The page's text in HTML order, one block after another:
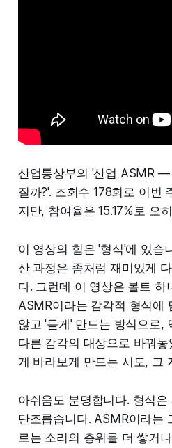
산업통상부의 '산업 ASMR —
질까?'. 조회수 178회로 이번
지만, 참여율은 15.17%로 오
이 영상의 힘은 '형식'에 있습
산 과정은 좀처럼 재미있게
다. 그런데 이 영상은 볼트 하
ASMR이라는 감각적 형식에
않고 '듣게' 만드는 방식으로,
다른 감각의 대상으로 바꿔
게 바라보게 만드는 시도, 그
아쉬움도 분명합니다. 형식
단조롭습니다. ASMR이라는
로는 소리의 층위를 더 쌓거